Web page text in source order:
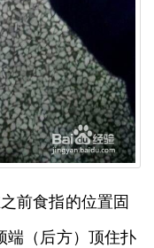
前食指的位置固
端（后方）顶住扑